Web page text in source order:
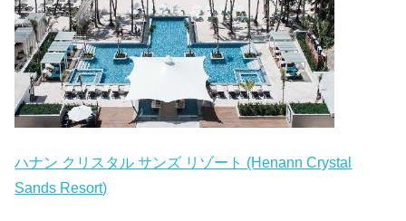
ハナン クリスタル サンズ リゾート (Henann Crystal
Sands Resort)